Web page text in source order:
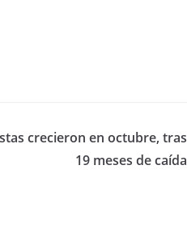
crecieron en octubre, tras
19 meses de caída